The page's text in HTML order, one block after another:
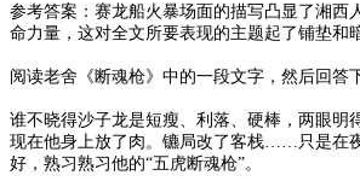
参考答案：赛龙船火暴场面的描写凸显了湘西
命力量，这对全文所要表现的主题起了铺垫和
阅读老舍《断魂枪》中的一段文字，然后回答
谁不晓得沙子龙是短瘦、利落、硬棒，两眼明
现在他身上放了肉。镳局改了客栈……只是在
好，熟习熟习他的“五虎断魂枪”。